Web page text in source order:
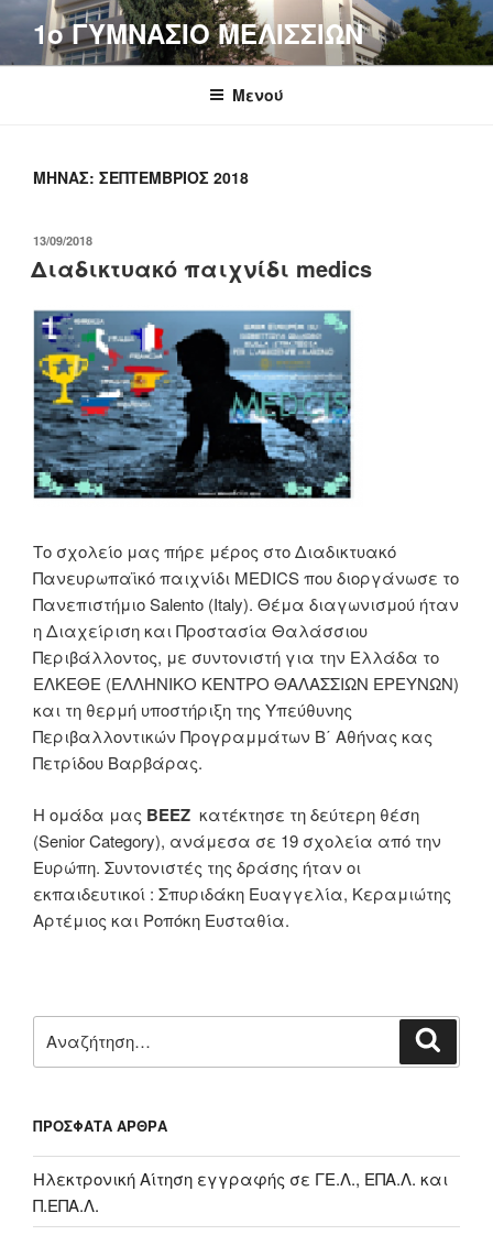
Μετάβαση
περιεχόμενο
1o ΓΥΜΝΑΣΙΟ ΜΕΛΙΣΣΙΩΝ
Μενού
ΜΉΝΑΣ: ΣΕΠΤΈΜΒΡΙΟΣ 2018
ΔΗΜΟΣΙΕΎΤΗΚΕ
ΣΤΙΣ
13/09/2018
Διαδικτυακό παιχνίδι medics
Το σχολείο μας πήρε μέρος στο Διαδικτυακό
Πανευρωπαϊκό παιχνίδι MEDICS που διοργάνωσε το
Πανεπιστήμιο Salento (Italy). Θέμα διαγωνισμού ήταν
η Διαχείριση και Προστασία Θαλάσσιου
Περιβάλλοντος, με συντονιστή για την Ελλάδα το
ΕΛΚΕΘΕ (ΕΛΛΗΝΙΚΟ ΚΕΝΤΡΟ ΘΑΛΑΣΣΙΩΝ ΕΡΕΥΝΩΝ)
και τη θερμή υποστήριξη της Υπεύθυνης
Περιβαλλοντικών Προγραμμάτων Β΄ Αθήνας κας
Πετρίδου Βαρβάρας.
Η ομάδα μας BEEZ κατέκτησε τη δεύτερη θέση
(Senior Category), ανάμεσα σε 19 σχολεία από την
Ευρώπη. Συντονιστές της δράσης ήταν οι
εκπαιδευτικοί : Σπυριδάκη Ευαγγελία, Κεραμιώτης
Αρτέμιος και Ροπόκη Ευσταθία.
για:
ΠΡΌΣΦΑΤΑ ΆΡΘΡΑ
Ηλεκτρονική Αίτηση εγγραφής σε ΓΕ.Λ., ΕΠΑ.Λ. και
Π.ΕΠΑ.Λ.